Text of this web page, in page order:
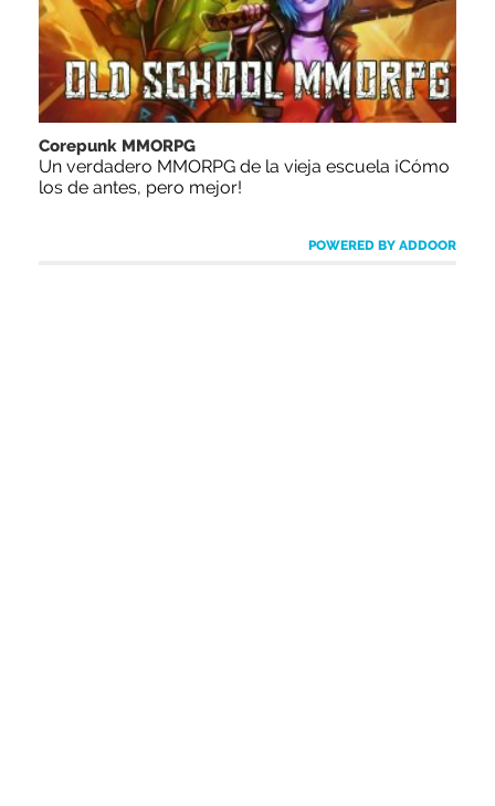
Corepunk MMORPG
Un verdadero MMORPG de la vieja escuela ¡Cómo
los de antes, pero mejor!
POWERED BY ADDOOR